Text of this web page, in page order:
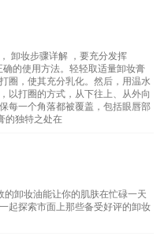
卸妆步骤详解 ，要充分发挥
的使用方法。轻轻取适量卸妆膏
圈，使其充分乳化。然后，用温水
以打圈的方式，从下往上、从外向
每一个角落都被覆盖，包括眼唇部
的独特之处在
卸妆油能让你的肌肤在忙碌一天
起探索市面上那些备受好评的卸妆